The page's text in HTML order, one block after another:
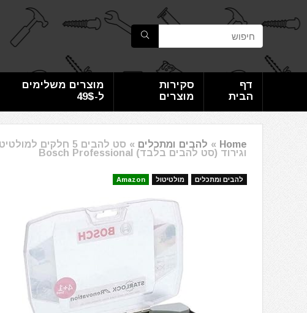
דף
הבית
סקירות
מוצרים
מוצרים משלימים
ל-49$
Home
» להבים ומתכלים »
וגירוד (סט להבים בלבד) Bosch Professional
להבים ומתכלים מולטיטול Amazon